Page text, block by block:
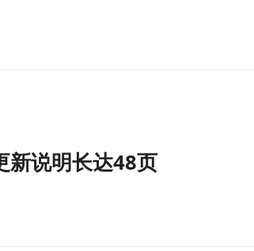
新说明长达48页